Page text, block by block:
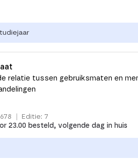
relatie tussen gebruiksmaten en
Editie: 7
23.00 besteld, volgende dag in huis